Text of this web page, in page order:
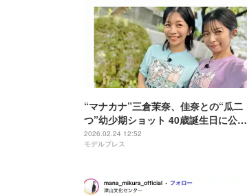
“マナカナ”三倉茉奈、佳奈との“瓜二
つ”幼少期ショット 40歳誕生日に公開
「髪の毛だけちょっと違う」「天使2
人」と反響
2026.02.24 12:52
モデルプレス